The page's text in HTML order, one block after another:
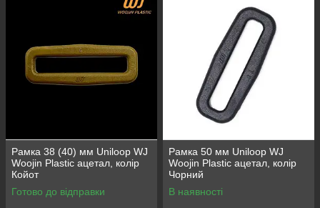
Рамка 38 (40) мм Uniloop WJ
Woojin Plastic ацетал, колір
Койот
Готово до відправки
Рамка 50 мм Uniloop WJ
Woojin Plastic ацетал, колір
Чорний
В наявності